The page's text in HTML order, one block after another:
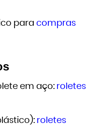
para compras
em aço: roletes
roletes